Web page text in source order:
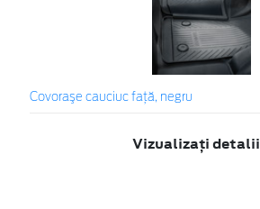
Covoraşe cauciuc față, negru
Vizualizați detalii